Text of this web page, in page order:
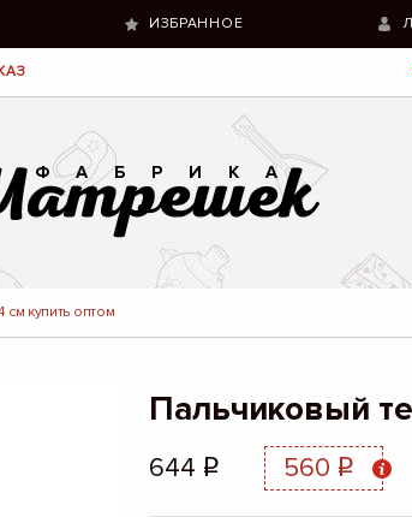
ИЗБРАННОЕ
см купить оптом
Пальчиковый
644 q 560 q